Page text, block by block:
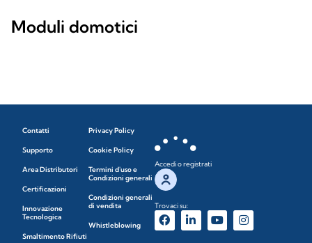
Moduli domotici
Contatti
Supporto
Area Distributori
Certificazioni
Innovazione
Tecnologica
Smaltimento Rifiuti
Privacy Policy
Cookie Policy
Termini d'uso e
Condizioni generali
Condizioni generali
di vendita
Whistleblowing
Accedi o registrati
Trovaci su: